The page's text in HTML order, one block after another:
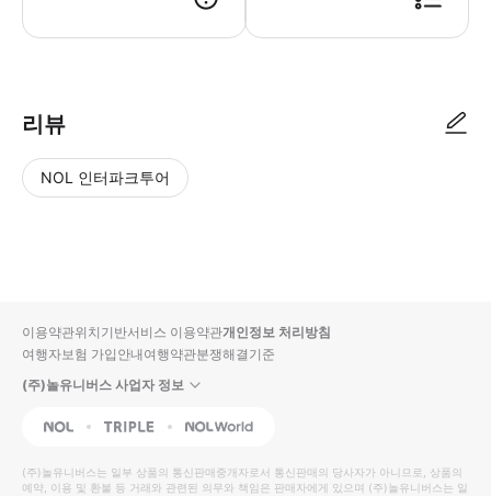
리뷰
NOL 인터파크투어
입니
다.
높
은
동
영
순
상
이용약관위치기반서비스 이용약관개인정보 처리방침
여행자보험 가입안내여행약관분쟁해결기준
(주)놀유니버스 사업자 정보
NOL Triple Interpark Global
(주)놀유니버스는 일부 상품의 통신판매중개자로서 통신판매의 당사자가 아니므로, 상품의
예약, 이용 및 환불 등 거래와 관련된 의무와 책임은 판매자에게 있으며 (주)놀유니버스는 일